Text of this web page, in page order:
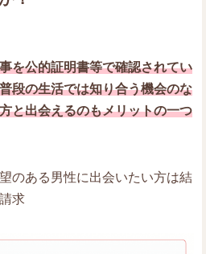
を公的証明書等で確認されてい
段の生活では知り合う機会のな
と出会えるのもメリットの一つ
のある男性に出会いたい方は結
求